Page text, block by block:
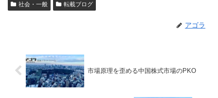
社会・一般 転載ブログ
アゴラ
市場原理を歪める中国株式市場のPKO